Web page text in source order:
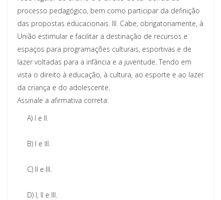
processo pedagógico, bem como participar da definição
das propostas educacionais. III. Cabe, obrigatoriamente, à
União estimular e facilitar a destinação de recursos e
espaços para programações culturais, esportivas e de
lazer voltadas para a infância e a juventude. Tendo em
vista o direito à educação, à cultura, ao esporte e ao lazer
da criança e do adolescente.
Assinale a afirmativa correta:
A) I e II.
B) I e III.
C) II e III.
D) I, II e III.